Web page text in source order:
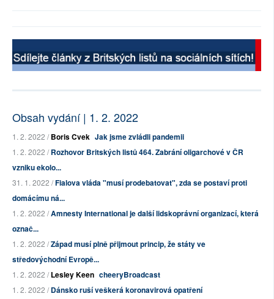
Obsah vydání | 1. 2. 2022
1. 2. 2022 /Boris Cvek Jak jsme zvládli pandemii
1. 2. 2022 /Rozhovor Britských listů 464. Zabrání oligarchové v ČR
vzniku ekolo...
31. 1. 2022 /Fialova vláda "musí prodebatovat", zda se postaví proti
domácímu ná...
1. 2. 2022 /Amnesty International je další lidskoprávní organizací, která
označ...
1. 2. 2022 /Západ musí plně přijmout princip, že státy ve
středovýchodní Evropě...
1. 2. 2022 /Lesley Keen cheeryBroadcast
1. 2. 2022 /Dánsko ruší veškerá koronavirová opatření